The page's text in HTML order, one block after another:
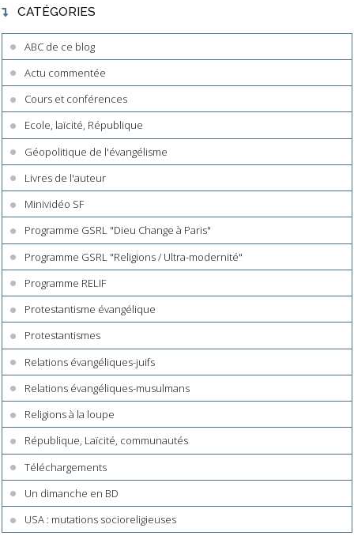
CATÉGORIES
ABC de ce blog
Actu commentée
Cours et conférences
Ecole, laïcité, République
Géopolitique de l'évangélisme
Livres de l'auteur
Minividéo SF
Programme GSRL "Dieu Change à Paris"
Programme GSRL "Religions / Ultra-modernité"
Programme RELIF
Protestantisme évangélique
Protestantismes
Relations évangéliques-juifs
Relations évangéliques-musulmans
Religions à la loupe
République, Laïcité, communautés
Téléchargements
Un dimanche en BD
USA : mutations socioreligieuses